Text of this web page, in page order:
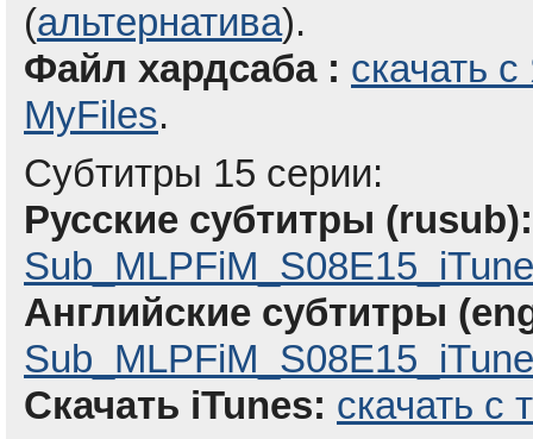
(альтернатива).
Файл хардсаба : скачать
MyFiles.
Субтитры 15 серии:
Русские субтитры (rusub):
Английские субтитры
Скачать iTunes: скачать с